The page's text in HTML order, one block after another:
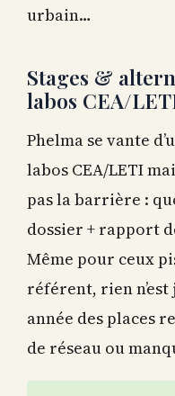
urbain…
Stages &
labos CEA/
Phelma se vante
labos CEA/LETI
pas la barrière :
dossier + rapport
Même pour ceux
référent, rien n’est
année des places
de réseau ou